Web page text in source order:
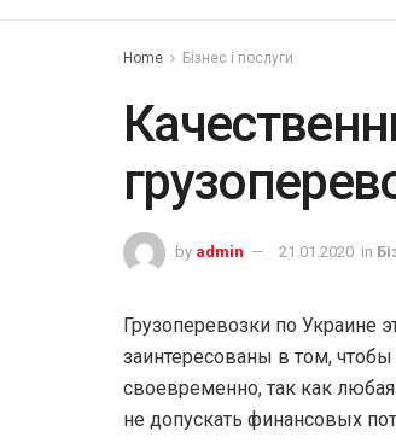
Home Бізнес і послуги
by admin 21.01.2020 in
Грузоперевозки по Украине
заинтересованы в том,
своевременно, так как
не допускать финансовых